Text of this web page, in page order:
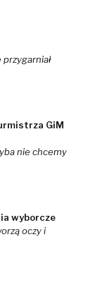
GiM
nie chcemy
wyborcze
oczy i